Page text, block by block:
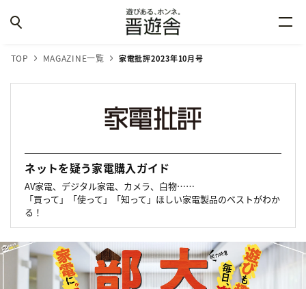
TOP MAGAZINE一覧 家電批評2023年10月号
ネットを疑う家電購入ガイド
AV家電、デジタル家電、カメラ、白物……
「買って」「使って」「知って」ほしい家電製品のベストがわか
る！